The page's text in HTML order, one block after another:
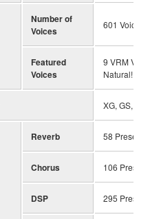
Number of
Voices
601 Voices
Featured
Voices
9 VRM
Natural!
XG, GS,
Reverb 58 Preset +
Chorus 106 Preset
DSP 295 Preset